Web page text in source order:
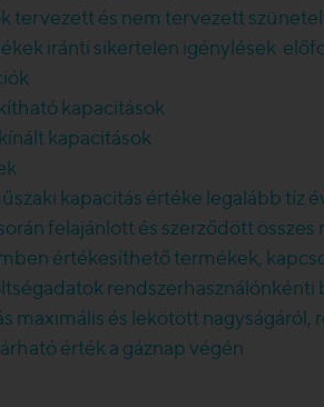
tervezett és nem tervezett
iránti sikertelen igénylések
kapacitások
kapacitások
kapacitás értéke legalább tíz
felajánlott és szerződött összes
értékesíthető termékek,
rendszerhasználónkénti
maximális és lekötött nagyságáról,
érték a gáznap végén